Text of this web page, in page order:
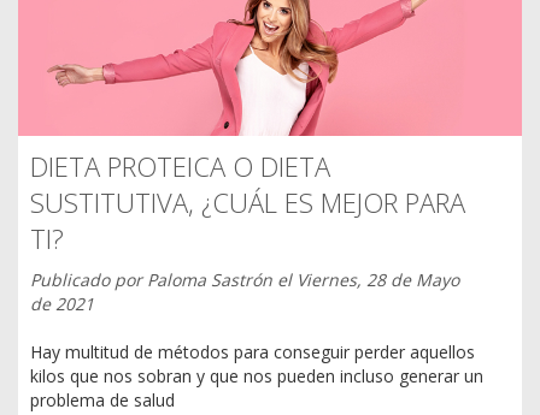
DIETA PROTEICA O DIETA
SUSTITUTIVA, ¿CUÁL ES MEJOR PARA
TI?
Publicado porPaloma Sastrón el Viernes, 28 de Mayo
de 2021
Hay multitud de métodos para conseguir perder aquellos
kilos que nos sobran y que nos pueden incluso generar un
problema de salud